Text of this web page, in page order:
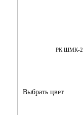
Выбрать цвет